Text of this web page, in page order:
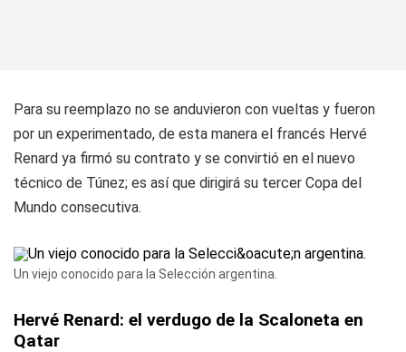
Para su reemplazo no se anduvieron con vueltas y fueron
por un experimentado, de esta manera el francés Hervé
Renard ya firmó su contrato y se convirtió en el nuevo
técnico de Túnez; es así que dirigirá su tercer Copa del
Mundo consecutiva.
Un viejo conocido para la Selección argentina.
Hervé Renard: el verdugo de la Scaloneta en
Qatar